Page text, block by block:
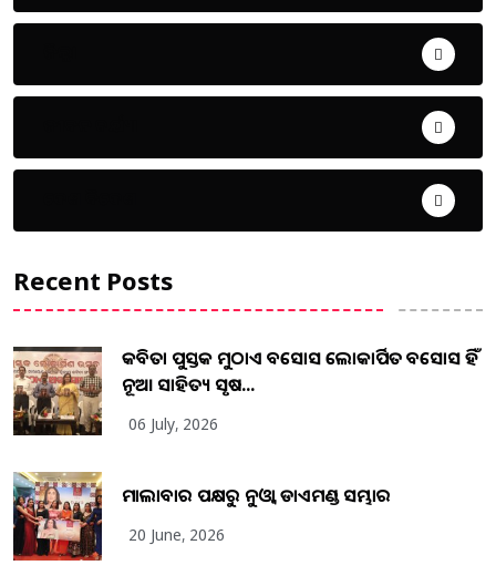
Recent Posts
କବିତା ପୁସ୍ତକ ମୁଠାଏ ଅବସୋସ ଲୋକାର୍ପିତ ଅବସୋସ ହିଁ
ନୂଆ ସାହିତ୍ୟ ସୃଷ...
06 July, 2026
ମାଲାବାର ପକ୍ଷରୁ ନୁଓ୍ବା ଡାଏମଣ୍ଡ ସମ୍ଭାର
20 June, 2026